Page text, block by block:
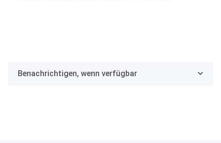
Benachrichtigen, wenn verfügbar